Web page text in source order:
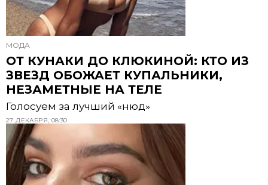
МОДА
ОТ КУНАКИ ДО КЛЮКИНОЙ: КТО ИЗ
ЗВЕЗД ОБОЖАЕТ КУПАЛЬНИКИ,
НЕЗАМЕТНЫЕ НА ТЕЛЕ
Голосуем за лучший «нюд»
27 ДЕКАБРЯ, 08:30